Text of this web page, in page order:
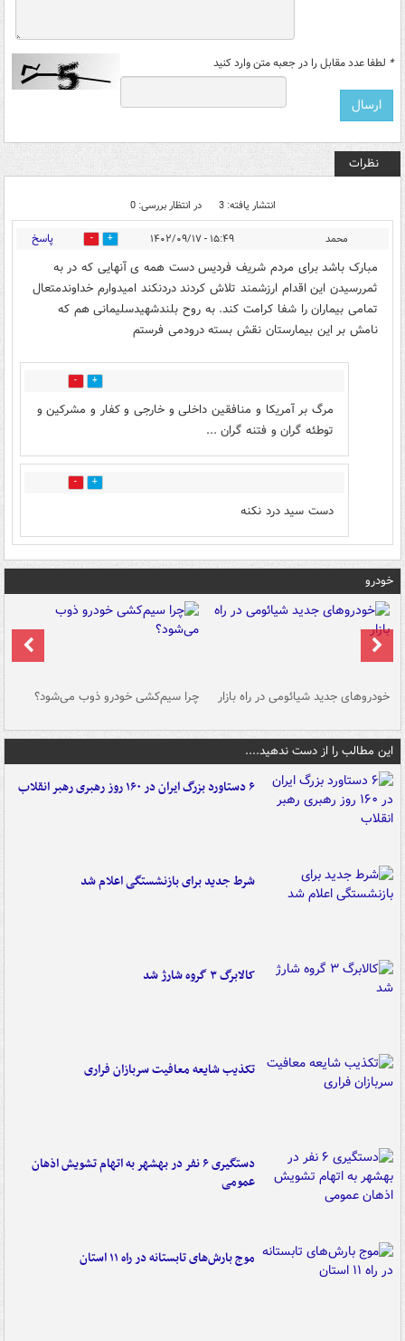
* لطفا عدد مقابل را در جعبه متن وارد کنید
نظرات
انتشار یافته: 3 در انتظار بررسی: 0
محمد ۱۵:۴۹ - ۱۴۰۲/۰۹/۱۷ 4 پاسخ
مبارک باشد برای مردم شریف فردیس دست همه ی آنهایی که در به
ثمررسیدن این اقدام ارزشمند تلاش کردند دردنکند امیدوارم خداوندمتعال
تمامی بیماران را شفا کرامت کند. به روح بلندشهیدسلیمانی هم که
نامش بر این بیمارستان نقش بسته درودمی فرستم
3
مرگ بر آمریکا و منافقین داخلی و خارجی و کفار و مشرکین و
توطئه گران و فتنه گران ...
6
دست سید درد نکنه
خودرو
خودروهای جدید شیائومی در راه بازار چرا سیم‌کشی خودرو ذوب می‌شود؟
این مطالب را از دست ندهید....
۶ دستاورد بزرگ ایران در ۱۶۰ روز رهبری رهبر انقلاب
شرط جدید برای بازنشستگی اعلام شد
کالابرگ ۳ گروه شارژ شد
تکذیب شایعه معافیت سربازان فراری
دستگیری ۶ نفر در بهشهر به اتهام تشویش اذهان
عمومی
موج بارش‌های تابستانه در راه ۱۱ استان